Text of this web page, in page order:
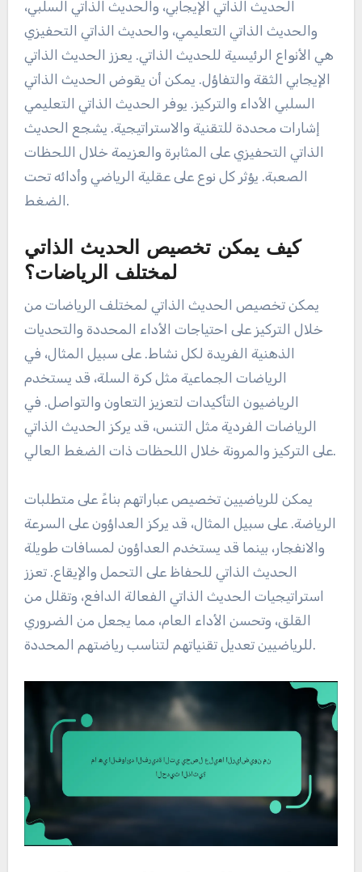
الحديث الذاتي الإيجابي، والحديث الذاتي السلبي،
والحديث الذاتي التعليمي، والحديث الذاتي التحفيزي
هي الأنواع الرئيسية للحديث الذاتي. يعزز الحديث الذاتي
الإيجابي الثقة والتفاؤل. يمكن أن يقوض الحديث الذاتي
السلبي الأداء والتركيز. يوفر الحديث الذاتي التعليمي
إشارات محددة للتقنية والاستراتيجية. يشجع الحديث
الذاتي التحفيزي على المثابرة والعزيمة خلال اللحظات
الصعبة. يؤثر كل نوع على عقلية الرياضي وأدائه تحت
الضغط.
كيف يمكن تخصيص الحديث الذاتي
لمختلف الرياضات؟
يمكن تخصيص الحديث الذاتي لمختلف الرياضات من
خلال التركيز على احتياجات الأداء المحددة والتحديات
الذهنية الفريدة لكل نشاط. على سبيل المثال، في
الرياضات الجماعية مثل كرة السلة، قد يستخدم
الرياضيون التأكيدات لتعزيز التعاون والتواصل. في
الرياضات الفردية مثل التنس، قد يركز الحديث الذاتي
على التركيز والمرونة خلال اللحظات ذات الضغط العالي.
يمكن للرياضيين تخصيص عباراتهم بناءً على متطلبات
الرياضة. على سبيل المثال، قد يركز العداؤون على السرعة
والانفجار، بينما قد يستخدم العداؤون لمسافات طويلة
الحديث الذاتي للحفاظ على التحمل والإيقاع. تعزز
استراتيجيات الحديث الذاتي الفعالة الدافع، وتقلل من
القلق، وتحسن الأداء العام، مما يجعل من الضروري
للرياضيين تعديل تقنياتهم لتناسب رياضتهم المحددة.